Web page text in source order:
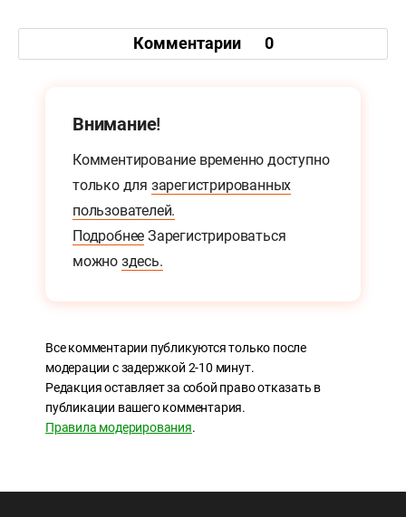
Комментарии 0
Внимание!
Комментирование временно доступно
только для зарегистрированных
пользователей.
Подробнее Зарегистрироваться
можно здесь.
Все комментарии публикуются только после
модерации с задержкой 2-10 минут.
Редакция оставляет за собой право отказать в
публикации вашего комментария.
Правила модерирования.